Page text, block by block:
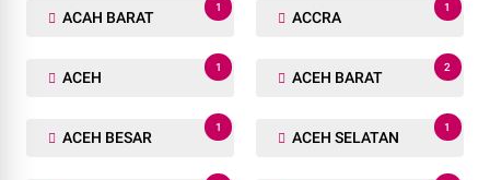
ACAH BARAT
1
ACCRA
1
ACEH
1
ACEH BARAT
2
ACEH BESAR
1
ACEH SELATAN
1